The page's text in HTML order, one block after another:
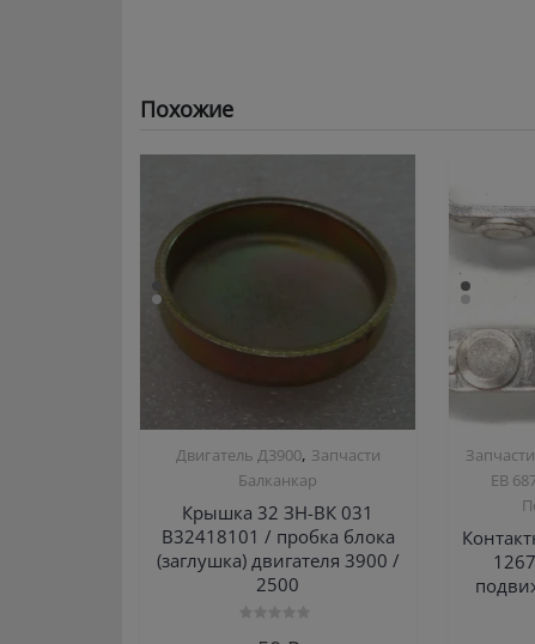
Похожие
Двигатель Д3900, Запчасти
Балканкар
Крышка 32 ЗН-ВК 031
В32418101 / пробка блока
(заглушка) двигателя 3900 /
2500
ЕВ